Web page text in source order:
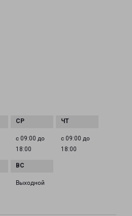
с 09:00 до
18:00
с 09:00 до
18:00
Выходной